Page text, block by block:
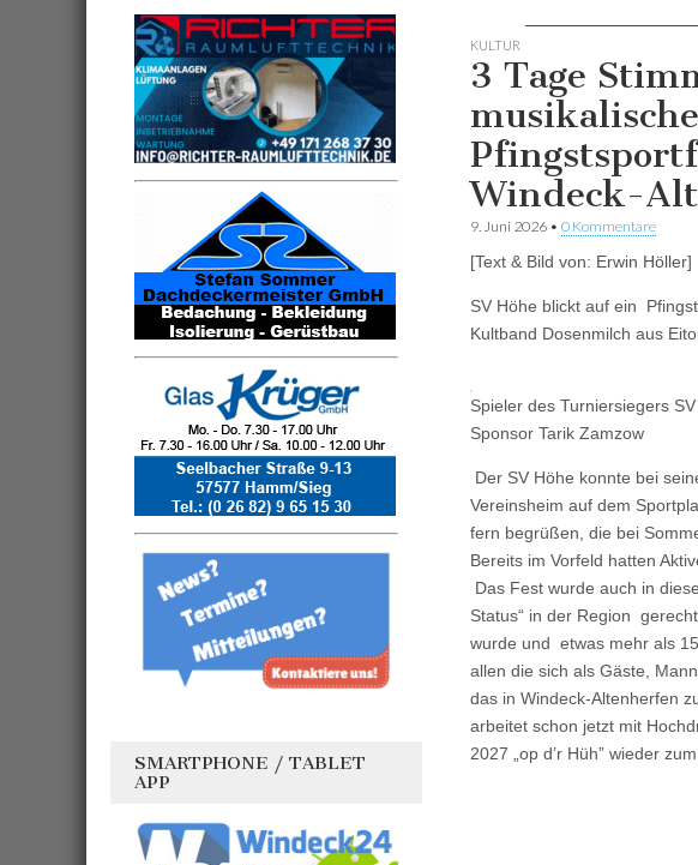
KULTUR
3 Tage
Windeck-
9. Juni 2026 • 0 Kommentare
[Text & Bild von: Erwin Höller]
SV Höhe blickt auf ein
Kultband Dosenmilch aus
Spieler des Turniersiegers
Sponsor Tarik Zamzow
Der SV Höhe konnte bei
Vereinsheim auf dem
fern begrüßen, die bei
Bereits im Vorfeld hatten
Das Fest wurde auch in
Status“ in der Region
wurde und etwas mehr als
allen die sich als Gäste,
das in Windeck-Altenherfen
arbeitet schon jetzt mit
2027 „op d’r Hüh” wieder
SMARTPHONE / TABLET
APP